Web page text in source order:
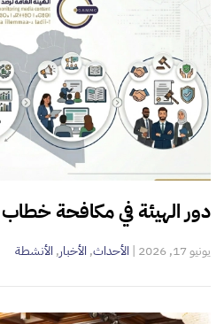
دور الهيئة في مكافحة خطاب
يونيو 17, 2026 | الأحداث, الأخبار, الأنشطة